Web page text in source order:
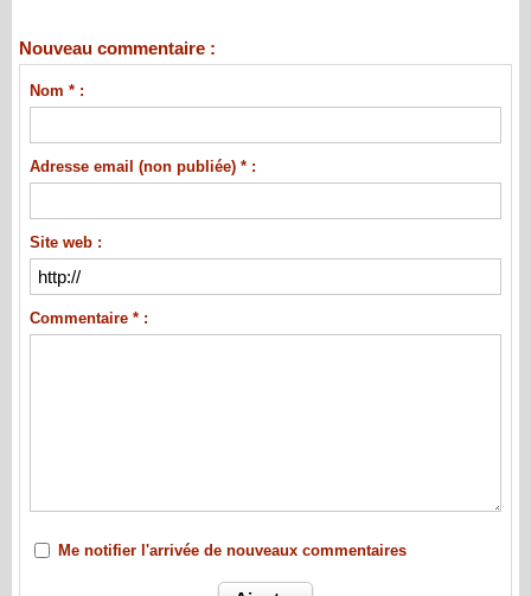
Nouveau commentaire :
Nom * :
Adresse email (non publiée) * :
Site web :
Commentaire * :
Me notifier l'arrivée de nouveaux commentaires